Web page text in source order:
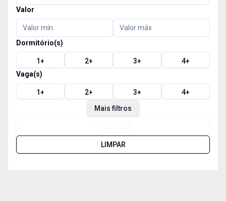
Valor
Dormitório(s)
1+ 2+ 3+ 4+
Vaga(s)
1+ 2+ 3+ 4+
Mais filtros
LIMPAR